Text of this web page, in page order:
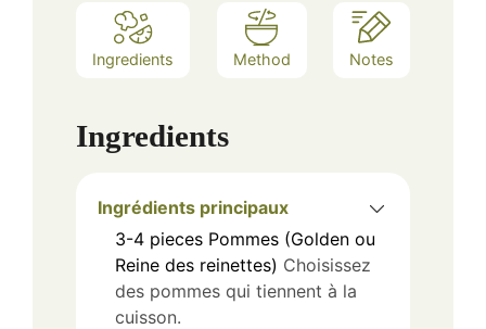
Ingredients Method Notes
Ingredients
Ingrédients principaux
3-4 pieces Pommes (Golden ou
Reine des reinettes) Choisissez
des pommes qui tiennent à la
cuisson.